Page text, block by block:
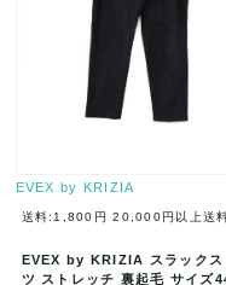
EVEX by KRIZIA
送料:1,800円 20,000円以上送
EVEX by KRIZIA スラックス
ツ ストレッチ 裏起毛 サイズ